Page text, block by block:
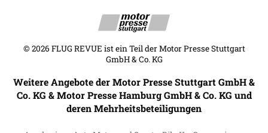
© 2026 FLUG REVUE ist ein Teil der Motor Presse Stuttgart
GmbH & Co. KG
Weitere Angebote der Motor Presse Stuttgart GmbH &
Co. KG & Motor Presse Hamburg GmbH & Co. KG und
deren Mehrheitsbeteiligungen